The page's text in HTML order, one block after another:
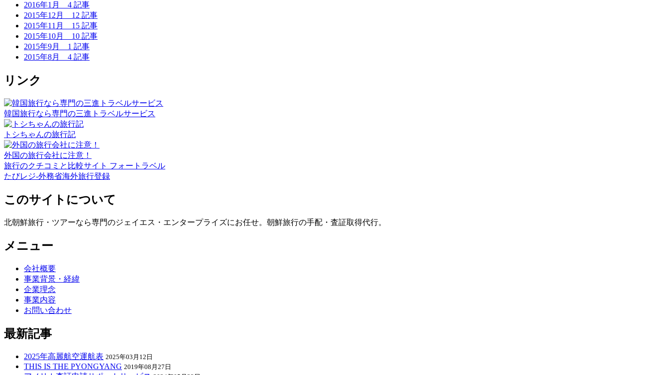
2016年1月 4 記事
2015年12月 12 記事
2015年11月 15 記事
2015年10月 10 記事
2015年9月 1 記事
2015年8月 4 記事
リンク
韓国旅行なら専門の三進トラベルサービス
トシちゃんの旅行記
外国の旅行会社に注意！
旅行のクチコミと比較サイト フォートラベル
たびレジ-外務省海外旅行登録
このサイトについて
北朝鮮旅行・ツアーなら専門のジェイエス・エンタープライズにお任せ。朝鮮旅行の手配・査証取得代行。
メニュー
会社概要
事業背景・経緯
企業理念
事業内容
お問い合わせ
最新記事
2025年高麗航空運航表 2025年03月12日
THIS IS THE PYONGYANG 2019年08月27日